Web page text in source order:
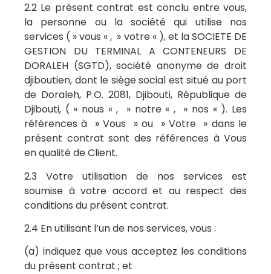
2.2 Le présent contrat est conclu entre vous,
la personne ou la société qui utilise nos
services ( » vous « , » votre « ), et la SOCIETE DE
GESTION DU TERMINAL A CONTENEURS DE
DORALEH (SGTD), société anonyme de droit
djiboutien, dont le siège social est situé au port
de Doraleh, P.O. 2081, Djibouti, République de
Djibouti, ( » nous « , » notre « , » nos « ). Les
références à » Vous » ou » Votre » dans le
présent contrat sont des références à Vous
en qualité de Client.
2.3 Votre utilisation de nos services est
soumise à votre accord et au respect des
conditions du présent contrat.
2.4 En utilisant l’un de nos services, vous :
(a) indiquez que vous acceptez les conditions
du présent contrat ; et